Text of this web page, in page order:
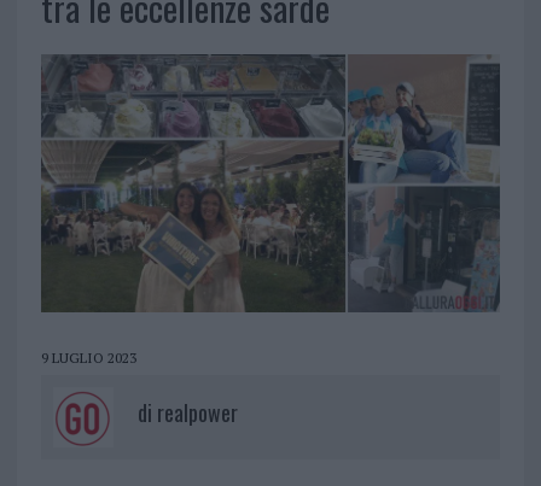
9 LUGLIO 2023
di realpower